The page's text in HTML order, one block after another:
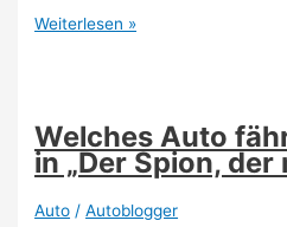
Welches
Walker
in
Fast
and
Weiterlesen »
Welches Auto
in „Der Spion, der
Auto /Autoblogger